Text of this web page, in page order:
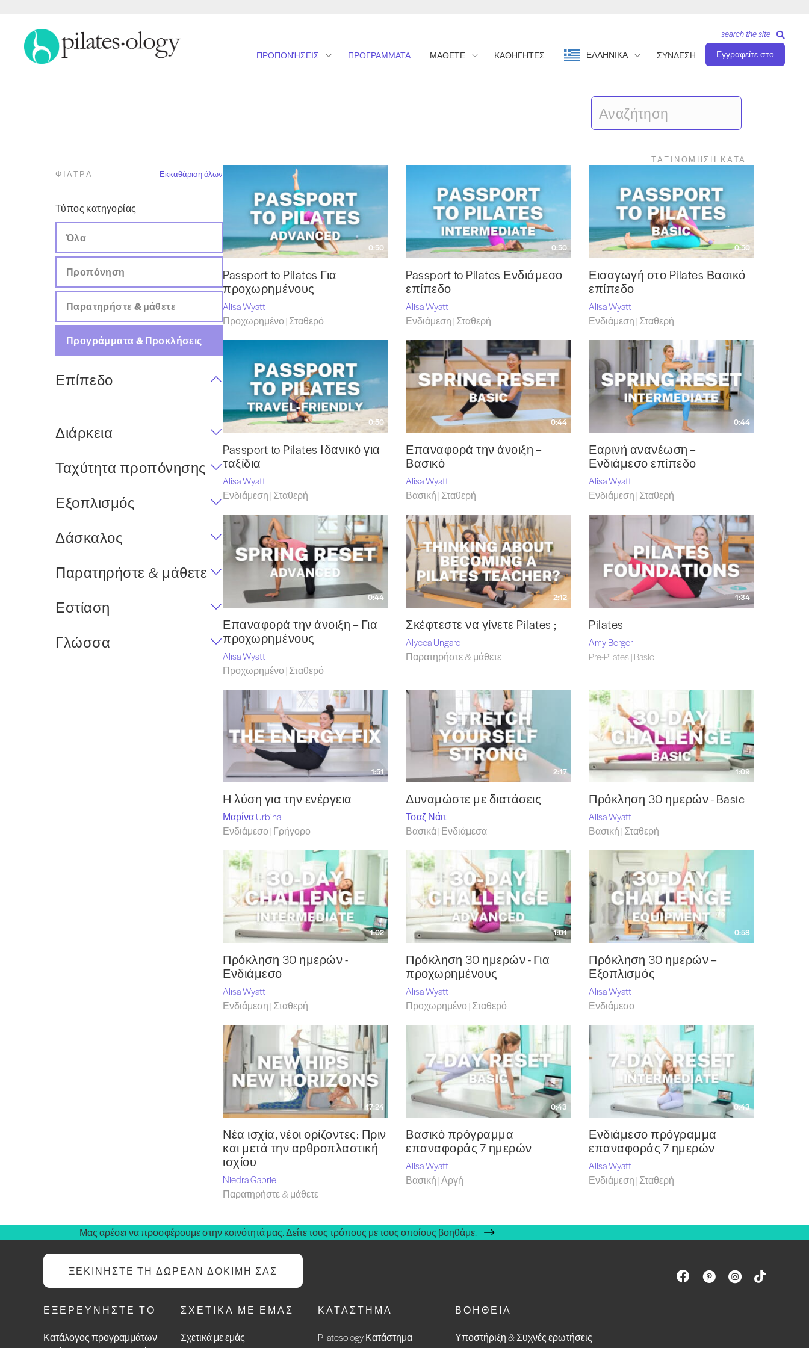
ΠΡΟΠΟΝΉΣΕΙΣ ΠΡΟΓΡΑΜΜΑΤΑ ΜΑΘΕΤΕ ΚΑΘΗΓΗΤΕΣ ΕΛΛΗΝΙΚΆ ΣΥΝΔΕΣΗ Εγγραφείτε στο
search the site
ΦΊΛΤΡΑ Εκκαθάριση όλων
Τύπος κατηγορίας
Όλα
Προπόνηση
Παρατηρήστε & μάθετε
Προγράμματα & Προκλήσεις
Επίπεδο
Διάρκεια
Ταχύτητα προπόνησης
Εξοπλισμός
Δάσκαλος
Παρατηρήστε & μάθετε
Εστίαση
Γλώσσα
ΤΑΞΙΝΌΜΗΣΗ ΚΑΤΆ
0:50
Passport to Pilates Για
προχωρημένους
Alisa Wyatt
Προχωρημένο | Σταθερό
0:50
Passport to Pilates Ενδιάμεσο
επίπεδο
Alisa Wyatt
Ενδιάμεση | Σταθερή
0:50
Εισαγωγή στο Pilates Βασικό
επίπεδο
Alisa Wyatt
Ενδιάμεση | Σταθερή
0:50
Passport to Pilates Ιδανικό για
ταξίδια
Alisa Wyatt
Ενδιάμεση | Σταθερή
0:44
Επαναφορά την άνοιξη –
Βασικό
Alisa Wyatt
Βασική | Σταθερή
0:44
Εαρινή ανανέωση –
Ενδιάμεσο επίπεδο
Alisa Wyatt
Ενδιάμεση | Σταθερή
0:44
Επαναφορά την άνοιξη – Για
προχωρημένους
Alisa Wyatt
Προχωρημένο | Σταθερό
2:12
Σκέφτεστε να γίνετε Pilates ;
Alycea Ungaro
Παρατηρήστε & μάθετε
1:34
Pilates
Amy Berger
Pre-Pilates | Basic
1:51
Η λύση για την ενέργεια
Μαρίνα Urbina
Ενδιάμεσο | Γρήγορο
2:17
Δυναμώστε με διατάσεις
Τσαζ Νάιτ
Βασικά | Ενδιάμεσα
1:09
Πρόκληση 30 ημερών - Basic
Alisa Wyatt
Βασική | Σταθερή
1:02
Πρόκληση 30 ημερών -
Ενδιάμεσο
Alisa Wyatt
Ενδιάμεση | Σταθερή
1:01
Πρόκληση 30 ημερών - Για
προχωρημένους
Alisa Wyatt
Προχωρημένο | Σταθερό
0:58
Πρόκληση 30 ημερών –
Εξοπλισμός
Alisa Wyatt
Ενδιάμεσο
17:24
Νέα ισχία, νέοι ορίζοντες: Πριν
και μετά την αρθροπλαστική
ισχίου
Niedra Gabriel
Παρατηρήστε & μάθετε
0:43
Βασικό πρόγραμμα
επαναφοράς 7 ημερών
Alisa Wyatt
Βασική | Αργή
0:43
Ενδιάμεσο πρόγραμμα
επαναφοράς 7 ημερών
Alisa Wyatt
Ενδιάμεση | Σταθερή
Μας αρέσει να προσφέρουμε στην κοινότητά μας. Δείτε τους τρόπους με τους οποίους βοηθάμε.
ΞΕΚΙΝΉΣΤΕ ΤΗ ΔΩΡΕΆΝ ΔΟΚΙΜΉ ΣΑΣ
ΕΞΕΡΕΥΝΉΣΤΕ ΤΟ
Κατάλογος προγραμμάτων
ΣΧΕΤΙΚΆ ΜΕ ΕΜΆΣ
Σχετικά με εμάς
ΚΑΤΆΣΤΗΜΑ
Pilatesology Κατάστημα
ΒΟΉΘΕΙΑ
Υποστήριξη & Συχνές ερωτήσεις